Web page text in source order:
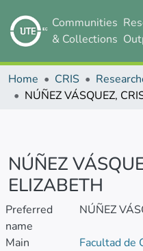
Communities
& Collections
Home CRIS
NÚÑEZ
ELIZABETH
Preferred
name
NÚÑEZ
Main
Facultad de